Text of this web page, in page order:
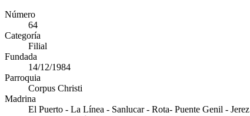
Número
64
Categoría
Filial
Fundada
14/12/1984
Parroquia
Corpus Christi
Madrina
El Puerto - La Línea - Sanlucar - Rota- Puente Genil - Jerez